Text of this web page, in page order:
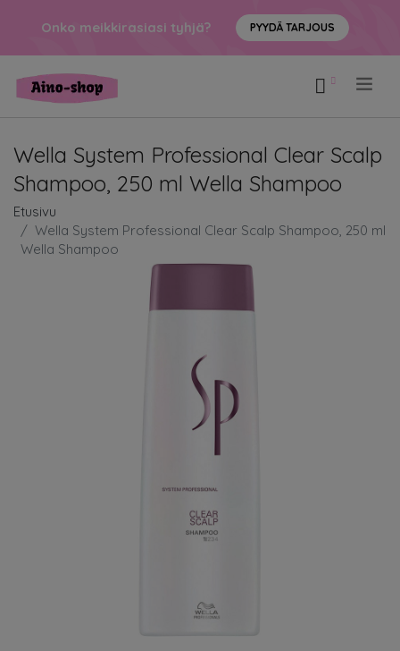
Onko meikkirasiasi tyhjä? PYYDÄ TARJOUS
Wella System Professional Clear Scalp
Shampoo, 250 ml Wella Shampoo
Etusivu
Wella System Professional Clear Scalp Shampoo, 250 ml
Wella Shampoo